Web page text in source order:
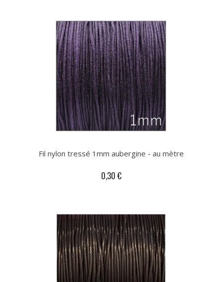
Fil nylon tressé 1mm aubergine - au mètre
0,30 €